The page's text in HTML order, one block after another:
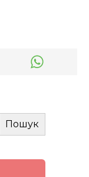
Пошук